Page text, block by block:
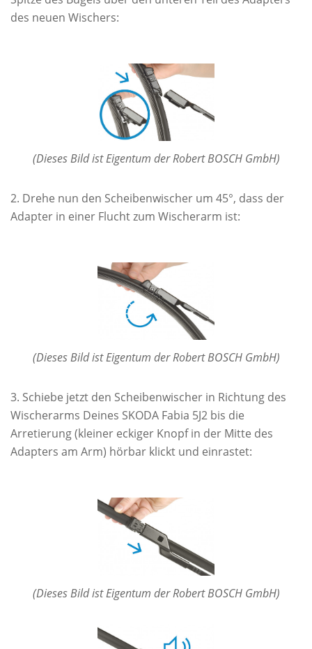
des neuen Wischers:
(Dieses Bild ist Eigentum der Robert BOSCH GmbH)
Drehe nun den Scheibenwischer um 45°, dass der
Adapter in einer Flucht zum Wischerarm ist:
(Dieses Bild ist Eigentum der Robert BOSCH GmbH)
Schiebe jetzt den Scheibenwischer in Richtung des
Wischerarms Deines SKODA Fabia 5J2 bis die
Arretierung (kleiner eckiger Knopf in der Mitte des
Adapters am Arm) hörbar klickt und einrastet:
(Dieses Bild ist Eigentum der Robert BOSCH GmbH)